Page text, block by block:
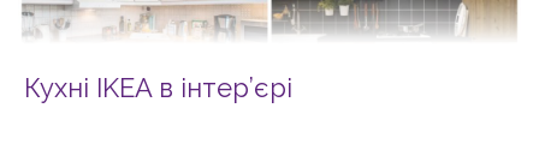
Кухні IKEA в інтер’єрі